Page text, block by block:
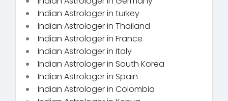
Indian Astrologer in turkey
Indian Astrologer in Thailand
Indian Astrologer in France
Indian Astrologer in Italy
Indian Astrologer in South Korea
Indian Astrologer in Spain
Indian Astrologer in Colombia